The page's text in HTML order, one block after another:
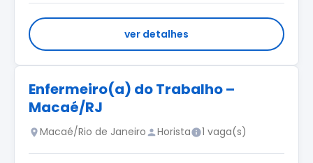
ver detalhes
Enfermeiro(a) do Trabalho –
Macaé/RJ
Macaé/Rio de Janeiro Horista 1 vaga(s)